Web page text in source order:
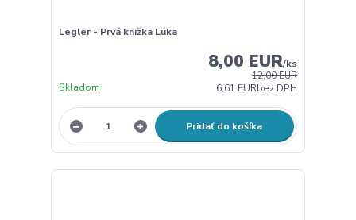
Legler - Prvá knižka Lúka
12,00 EUR
8,00 EUR/ks
6,61 EURbez DPH
Skladom
Pridať do košíka